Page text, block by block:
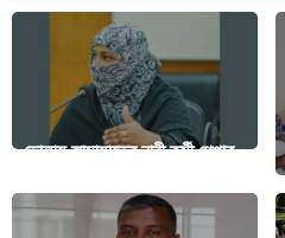
ভোলায় জামায়াতের নারী কর্মী গ্রেপ্তার